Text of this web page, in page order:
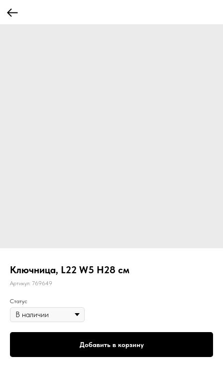
Ключница, L22 W5 H28 см
Артикул: 769649
Статус
Добавить в корзину